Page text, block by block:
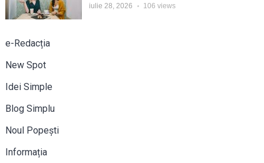
iulie 28, 2026 106 views
e-Redacția
New Spot
Idei Simple
Blog Simplu
Noul Popești
Informația